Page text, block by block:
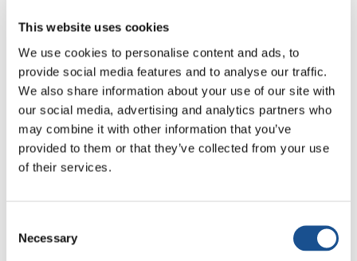
This website uses cookies
We use cookies to personalise content and ads, to
provide social media features and to analyse our traffic.
We also share information about your use of our site with
our social media, advertising and analytics partners who
may combine it with other information that you’ve
provided to them or that they’ve collected from your use
of their services.
Selection
Necessary
scambio, formazione e
azione – ti suona più forte
dentro dopo questa
esperienza?
Direi tutte. Se però dovessi sceglierne una,
osservare il loro modo di essere e di agire, a